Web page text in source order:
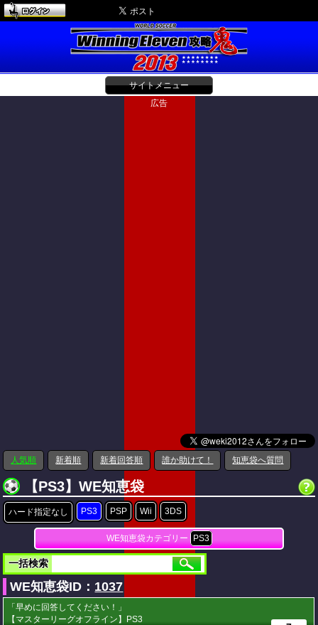
サイトメニュー
広告
人気順 新着順 新着回答順 誰か助けて！ 知恵袋へ質問
【PS3】WE知恵袋
ハード指定なし PS3 PSP Wii 3DS
WE知恵袋カテゴリー PS3
一括検索
WE知恵袋ID： 1037
「早めに回答してください！」
【マスターリーグオフライン】PS3